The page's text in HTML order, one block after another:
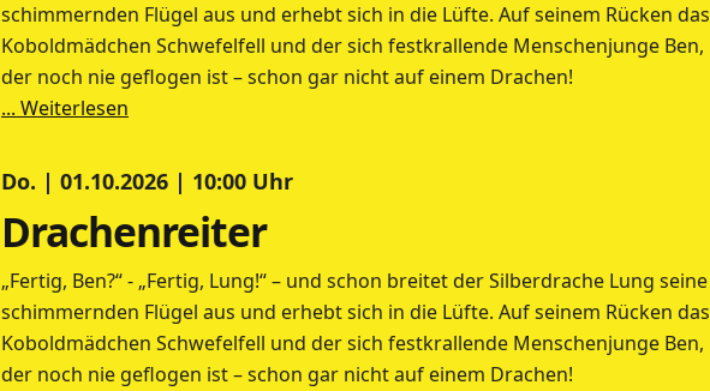
schimmernden Flügel aus und erhebt sich in die Lüfte. Auf seinem Rücken das
Koboldmädchen Schwefelfell und der sich festkrallende Menschenjunge Ben,
der noch nie geflogen ist – schon gar nicht auf einem Drachen!
... Weiterlesen
Do. | 01.10.2026 | 10:00 Uhr
Drachenreiter
„Fertig, Ben?“ - „Fertig, Lung!“ – und schon breitet der Silberdrache Lung seine
schimmernden Flügel aus und erhebt sich in die Lüfte. Auf seinem Rücken das
Koboldmädchen Schwefelfell und der sich festkrallende Menschenjunge Ben,
der noch nie geflogen ist – schon gar nicht auf einem Drachen!